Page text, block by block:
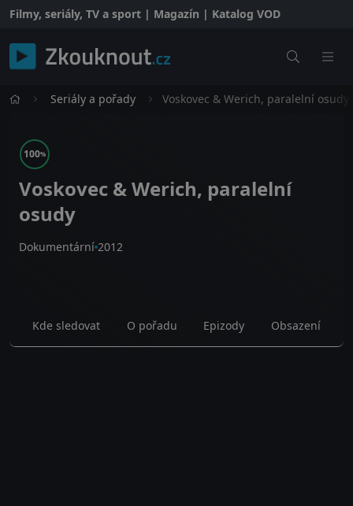
Filmy, seriály, TV a sport | Magazín | Katalog VOD
Seriály a pořady Voskovec & Werich, paralelní osudy
100%
Voskovec & Werich, paralelní
osudy
Dokumentární 2012
Kde sledovat O pořadu Epizody Obsazení